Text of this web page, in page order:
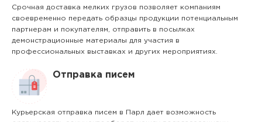
Срочная доставка мелких грузов позволяет компаниям
своевременно передать образцы продукции потенциальным
партнерам и покупателям, отправить в посылках
демонстрационные материалы для участия в
профессиональных выставках и других мероприятиях.
Отправка писем
Курьерская отправка писем в Парл дает возможность